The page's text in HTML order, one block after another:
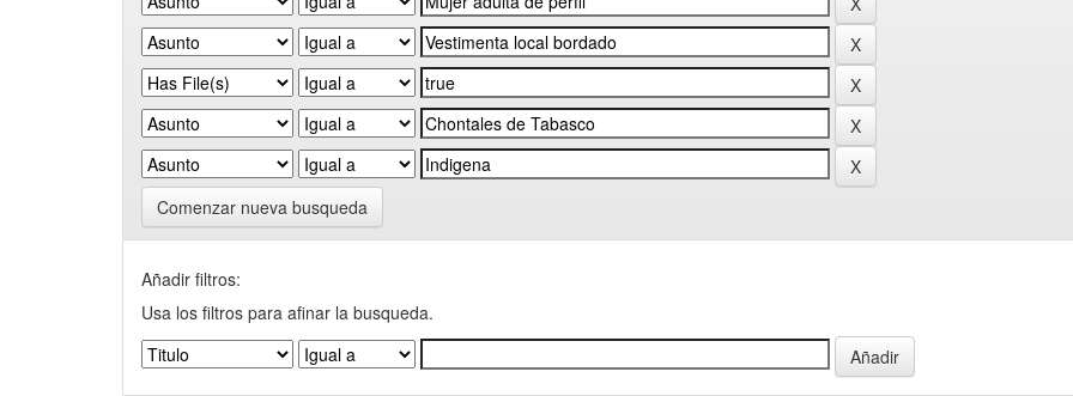
Comenzar nueva busqueda
Añadir filtros:
Usa los filtros para afinar la busqueda.